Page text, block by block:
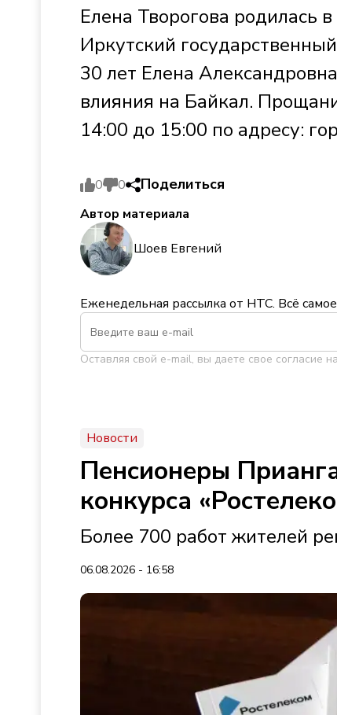
Елена Творогова родилась
Иркутский
30 лет Елена
влияния на Байкал.
14:00 до 15:00 по адресу:
0 0 Поделиться
Автор материала
Шоев Евгений
Еженедельная рассылка от НТС. Всё
Оставляя свой e-mail, вы даете свое согласие на
Новости
Пенсионеры
конкурса
Более 700 работ жителей
06.08.2026 - 16:58